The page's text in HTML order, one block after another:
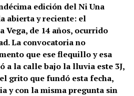
edición del Ni Una
abierta y reciente: el
Vega, de 14 años, ocurrido
La convocatoria no
que ese flequillo y esa
a la calle bajo la lluvia este 3J,
grito que fundó esta fecha,
y con la misma pregunta sin